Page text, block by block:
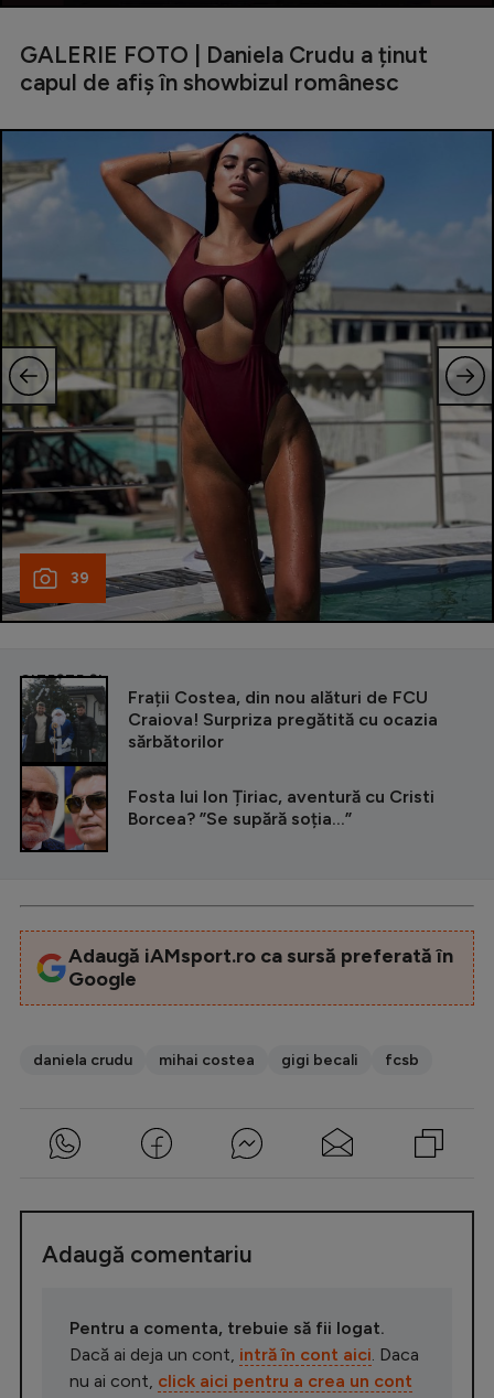
GALERIE FOTO | Daniela Crudu a ținut
capul de afiș în showbizul românesc
39
CITEȘTE ȘI
Frații Costea, din nou alături de FCU
Craiova! Surpriza pregătită cu ocazia
sărbătorilor
Fosta lui Ion Țiriac, aventură cu Cristi
Borcea? ”Se supără soția...”
Adaugă iAMsport.ro ca sursă preferată în
Google
daniela crudu mihai costea gigi becali fcsb
Adaugă comentariu
Pentru a comenta, trebuie să fii logat.
Dacă ai deja un cont, intră în cont aici . Daca
nu ai cont, click aici pentru a crea un cont